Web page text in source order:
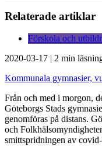
Relaterade artiklar
Förskola och
2020-03-17 | 2 min
Kommunala gymnasier,
Från och med i morgon,
Göteborgs Stads
genomföras på distans.
och
smittspridningen av